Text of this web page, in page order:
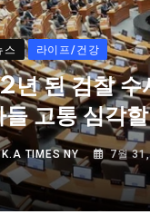
스 라이프/건강
년 된 검찰 수
들 고통 심각
K.A TIMES NY 7월